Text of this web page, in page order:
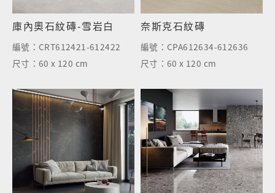
庫內奧石紋磚-雪岩白
編號： CRT612421-612422
尺寸：60 x 120 cm
奈斯克石紋磚
編號： CPA612634-612636
尺寸：60 x 120 cm